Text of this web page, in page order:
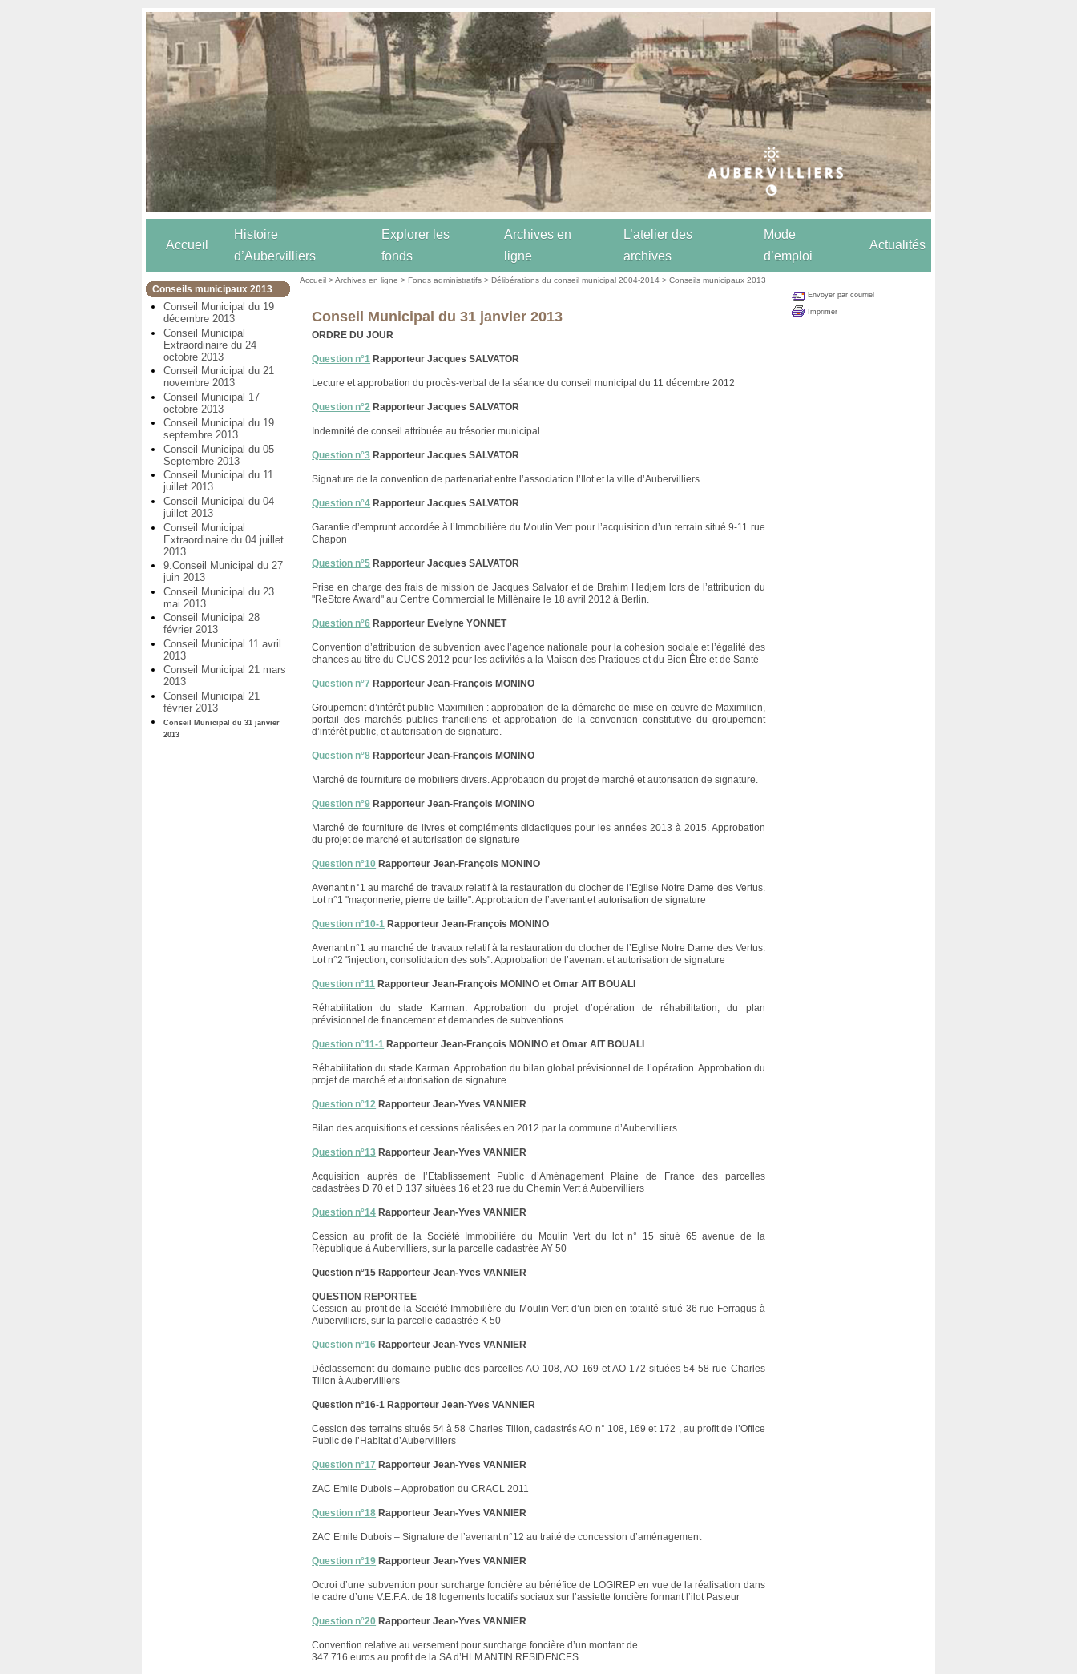
Accueil
Histoire
d’Aubervilliers
Explorer les
fonds
Archives en
ligne
L’atelier des
archives
Mode
d’emploi
Actualités
Conseils municipaux 2013
Conseil Municipal du 19
décembre 2013
Conseil Municipal
Extraordinaire du 24
octobre 2013
Conseil Municipal du 21
novembre 2013
Conseil Municipal 17
octobre 2013
Conseil Municipal du 19
septembre 2013
Conseil Municipal du 05
Septembre 2013
Conseil Municipal du 11
juillet 2013
Conseil Municipal du 04
juillet 2013
Conseil Municipal
Extraordinaire du 04 juillet
2013
9.Conseil Municipal du 27
juin 2013
Conseil Municipal du 23
mai 2013
Conseil Municipal 28
février 2013
Conseil Municipal 11 avril
2013
Conseil Municipal 21 mars
2013
Conseil Municipal 21
février 2013
Conseil Municipal du 31 janvier
2013
Accueil >Archives en ligne >Fonds administratifs >Délibérations du conseil municipal 2004-2014 >Conseils municipaux 2013
Conseil Municipal du 31 janvier 2013
ORDRE DU JOUR
Question n°1 Rapporteur Jacques SALVATOR
Lecture et approbation du procès-verbal de la séance du conseil municipal du 11 décembre 2012
Question n°2 Rapporteur Jacques SALVATOR
Indemnité de conseil attribuée au trésorier municipal
Question n°3 Rapporteur Jacques SALVATOR
Signature de la convention de partenariat entre l’association l’Ilot et la ville d’Aubervilliers
Question n°4 Rapporteur Jacques SALVATOR
Garantie d’emprunt accordée à l’Immobilière du Moulin Vert pour l’acquisition d’un terrain situé 9-11 rue
Chapon
Question n°5 Rapporteur Jacques SALVATOR
Prise en charge des frais de mission de Jacques Salvator et de Brahim Hedjem lors de l’attribution du
"ReStore Award" au Centre Commercial le Millénaire le 18 avril 2012 à Berlin.
Question n°6 Rapporteur Evelyne YONNET
Convention d’attribution de subvention avec l’agence nationale pour la cohésion sociale et l’égalité des
chances au titre du CUCS 2012 pour les activités à la Maison des Pratiques et du Bien Être et de Santé
Question n°7 Rapporteur Jean-François MONINO
Groupement d’intérêt public Maximilien : approbation de la démarche de mise en œuvre de Maximilien,
portail des marchés publics franciliens et approbation de la convention constitutive du groupement
d’intérêt public, et autorisation de signature.
Question n°8 Rapporteur Jean-François MONINO
Marché de fourniture de mobiliers divers. Approbation du projet de marché et autorisation de signature.
Question n°9 Rapporteur Jean-François MONINO
Marché de fourniture de livres et compléments didactiques pour les années 2013 à 2015. Approbation
du projet de marché et autorisation de signature
Question n°10 Rapporteur Jean-François MONINO
Avenant n°1 au marché de travaux relatif à la restauration du clocher de l’Eglise Notre Dame des Vertus.
Lot n°1 "maçonnerie, pierre de taille". Approbation de l’avenant et autorisation de signature
Question n°10-1 Rapporteur Jean-François MONINO
Avenant n°1 au marché de travaux relatif à la restauration du clocher de l’Eglise Notre Dame des Vertus.
Lot n°2 "injection, consolidation des sols". Approbation de l’avenant et autorisation de signature
Question n°11 Rapporteur Jean-François MONINO et Omar AIT BOUALI
Réhabilitation du stade Karman. Approbation du projet d’opération de réhabilitation, du plan
prévisionnel de financement et demandes de subventions.
Question n°11-1 Rapporteur Jean-François MONINO et Omar AIT BOUALI
Réhabilitation du stade Karman. Approbation du bilan global prévisionnel de l’opération. Approbation du
projet de marché et autorisation de signature.
Question n°12 Rapporteur Jean-Yves VANNIER
Bilan des acquisitions et cessions réalisées en 2012 par la commune d’Aubervilliers.
Question n°13 Rapporteur Jean-Yves VANNIER
Acquisition auprès de l’Etablissement Public d’Aménagement Plaine de France des parcelles
cadastrées D 70 et D 137 situées 16 et 23 rue du Chemin Vert à Aubervilliers
Question n°14 Rapporteur Jean-Yves VANNIER
Cession au profit de la Société Immobilière du Moulin Vert du lot n° 15 situé 65 avenue de la
République à Aubervilliers, sur la parcelle cadastrée AY 50
Question n°15 Rapporteur Jean-Yves VANNIER
QUESTION REPORTEE
Cession au profit de la Société Immobilière du Moulin Vert d’un bien en totalité situé 36 rue Ferragus à
Aubervilliers, sur la parcelle cadastrée K 50
Question n°16 Rapporteur Jean-Yves VANNIER
Déclassement du domaine public des parcelles AO 108, AO 169 et AO 172 situées 54-58 rue Charles
Tillon à Aubervilliers
Question n°16-1 Rapporteur Jean-Yves VANNIER
Cession des terrains situés 54 à 58 Charles Tillon, cadastrés AO n° 108, 169 et 172 , au profit de l’Office
Public de l’Habitat d’Aubervilliers
Question n°17 Rapporteur Jean-Yves VANNIER
ZAC Emile Dubois – Approbation du CRACL 2011
Question n°18 Rapporteur Jean-Yves VANNIER
ZAC Emile Dubois – Signature de l’avenant n°12 au traité de concession d’aménagement
Question n°19 Rapporteur Jean-Yves VANNIER
Octroi d’une subvention pour surcharge foncière au bénéfice de LOGIREP en vue de la réalisation dans
le cadre d’une V.E.F.A. de 18 logements locatifs sociaux sur l’assiette foncière formant l’ilot Pasteur
Question n°20 Rapporteur Jean-Yves VANNIER
Convention relative au versement pour surcharge foncière d’un montant de
347.716 euros au profit de la SA d’HLM ANTIN RESIDENCES
Envoyer par courriel
Imprimer